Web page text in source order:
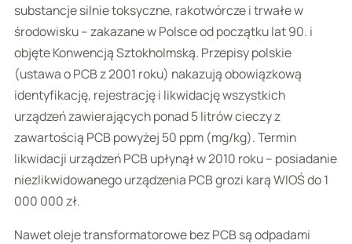
substancje silnie toksyczne, rakotwórcze i trwałe w
środowisku – zakazane w Polsce od początku lat 90. i
objęte Konwencją Sztokholmską. Przepisy polskie
(ustawa o PCB z 2001 roku) nakazują obowiązkową
identyfikację, rejestrację i likwidację wszystkich
urządzeń zawierających ponad 5 litrów cieczy z
zawartością PCB powyżej 50 ppm (mg/kg). Termin
likwidacji urządzeń PCB upłynął w 2010 roku – posiadanie
niezlikwidowanego urządzenia PCB grozi karą WIOŚ do 1
000 000 zł.
Nawet oleje transformatorowe bez PCB są odpadami